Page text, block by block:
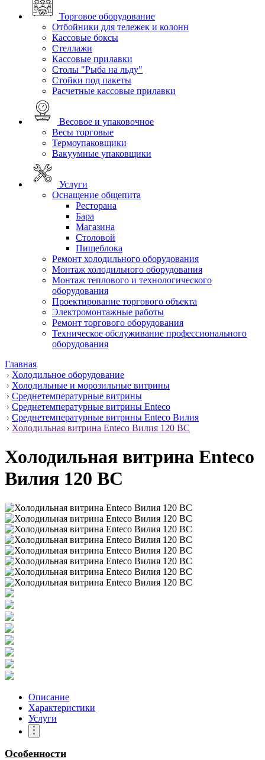
Торговое оборудование
Отбойники для тележек и колонн
Кассовые боксы
Стеллажи
Кассовые прилавки
Столы "Рыба на льду"
Стойки под пакеты
Расчетные кассовые прилавки
Весовое и упаковочное
Весы торговые
Термоупаковщики
Вакуумные упаковщики
Услуги
Оснащение общепита
Ресторана
Бара
Магазина
Столовой
Пищеблока
Ремонт холодильного оборудования
Монтаж холодильного оборудования
Монтаж теплового и технологического
оборудования
Проектирование торгового объекта
Электромонтажные работы
Ремонт торгового оборудования
Техническое обслуживание профессионального
оборудования
Главная
Холодильное оборудование
Холодильные и морозильные витрины
Среднетемпературные витрины
Среднетемпературные витрины Enteco
Среднетемпературные витрины Enteco Вилия
Холодильная витрина Enteco Вилия 120 ВС
Холодильная витрина Enteco
Вилия 120 ВС
Описание
Характеристики
Услуги
Особенности